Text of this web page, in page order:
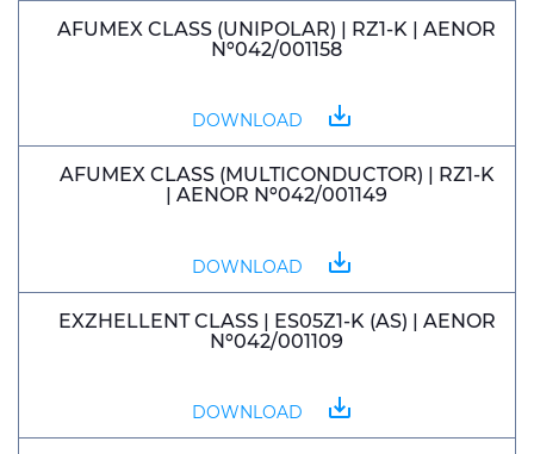
Catálogos Online
Sustentabilidade
CPR (DOP)
Web Global
AFUMEX CLASS (UNIPOLAR) | RZ1-K | AENOR
Nº042/001158
DOWNLOAD save_alt
AFUMEX CLASS (MULTICONDUCTOR) | RZ1-K
| AENOR Nº042/001149
DOWNLOAD save_alt
EXZHELLENT CLASS | ES05Z1-K (AS) | AENOR
Nº042/001109
DOWNLOAD save_alt